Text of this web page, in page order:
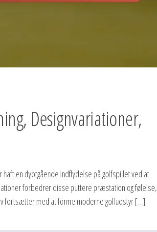
Designvariationer,
en dybtgående indflydelse på golfspillet ved at
forbedrer disse puttere præstation og følelse,
fortsætter med at forme moderne golfudstyr […]